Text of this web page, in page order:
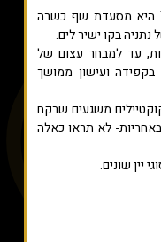
מסעדת THE VIEW היא מסעדת שף כשרה
בקו ישיר לים.
עד למבחר עצום של
ועישון ממושך
משגעים שרקח
לא תראו כאלה